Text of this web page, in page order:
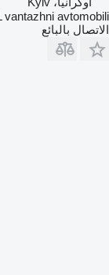
vantazhni avtomobili
الاتصال بالبائع